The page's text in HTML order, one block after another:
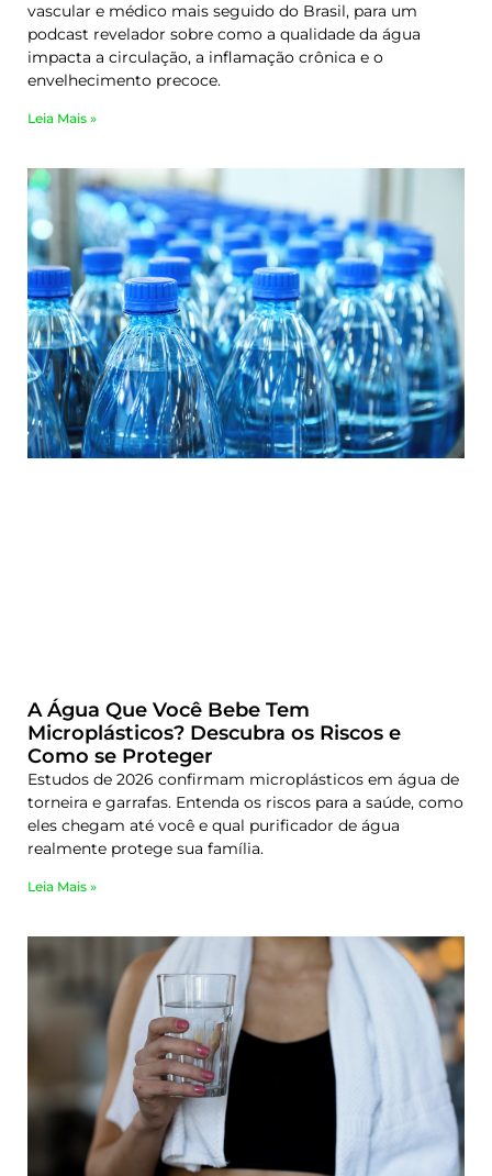
vascular e médico mais seguido do Brasil, para um
podcast revelador sobre como a qualidade da água
impacta a circulação, a inflamação crônica e o
envelhecimento precoce.
Leia Mais »
A Água Que Você Bebe Tem
Microplásticos? Descubra os Riscos e
Como se Proteger
Estudos de 2026 confirmam microplásticos em água de
torneira e garrafas. Entenda os riscos para a saúde, como
eles chegam até você e qual purificador de água
realmente protege sua família.
Leia Mais »